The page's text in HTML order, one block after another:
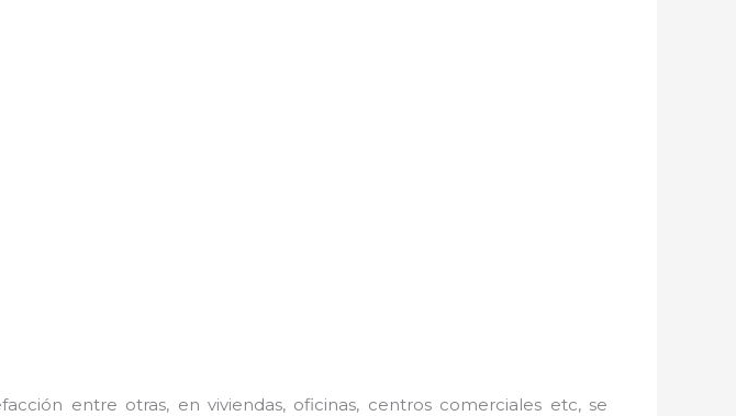
entre otras, en viviendas, oficinas, centros comerciales etc, se